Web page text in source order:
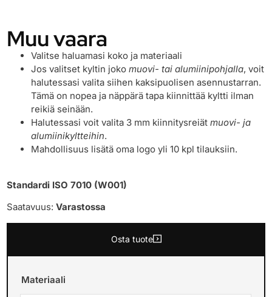
Muu vaara
Valitse haluamasi koko ja materiaali
Jos valitset kyltin jokomuovi- tai alumiinipohjalla, voit
halutessasi valita siihen kaksipuolisen asennustarran.
Tämä on nopea ja näppärä tapa kiinnittää kyltti ilman
reikiä seinään.
Halutessasi voit valita 3 mm kiinnitysreiätmuovi- ja
alumiinikyltteihin.
Mahdollisuus lisätä oma logo yli 10 kpl tilauksiin.
Standardi ISO 7010 (W001)
Saatavuus:Varastossa
Osta tuote
Materiaali